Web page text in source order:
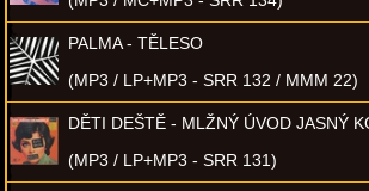
PALMA - TĚLESO
(MP3 / LP+MP3 - SRR 132 / MMM 22)
DĚTI DEŠTĚ - MLŽNÝ ÚVOD JASNÝ
(MP3 / LP+MP3 - SRR 131)